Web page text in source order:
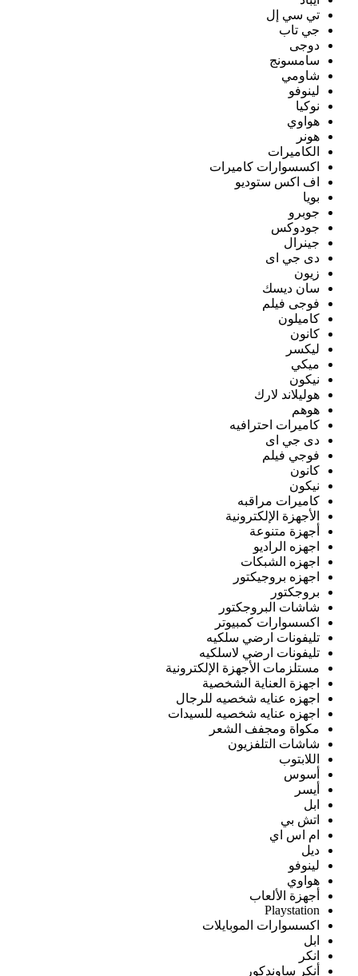
تي سي إل
جي تاب
دوجى
سامسونج
شاومي
لينوفو
نوكيا
هواوي
هونر
الكاميرات
اكسسوارات كاميرات
اف اكس ستوديو
بويا
جوبرو
جودوكس
جينرال
دى جي اى
زيون
سان ديسك
فوجى فيلم
كاميلون
كانون
ليكسر
ميكي
نيكون
هوليلاند لارك
هوهم
كاميرات احترافيه
دى جي اى
فوجي فيلم
كانون
نيكون
كاميرات مراقبه
الأجهزة الإلكترونية
أجهزة متنوعة
اجهزه الراديو
اجهزه الشبكات
اجهزه بروجيكتور
بروجكتور
شاشات البروجكتور
اكسسوارات كمبيوتر
تليفونات ارضي سلكيه
تليفونات ارضي لاسلكيه
مستلزمات الأجهزة الإلكترونية
اجهزة العناية الشخصية
اجهزه عنايه شخصيه للرجال
اجهزه عنايه شخصيه للسيدات
مكواة ومجفف الشعر
شاشات التلفزيون
اللابتوب
أسوس
أيسر
ابل
اتش بي
ام اس اي
ديل
لينوفو
هواوي
أجهزة الألعاب
Playstation
اكسسوارات الموبايلات
ابل
انكر
أنكر ساوندكور